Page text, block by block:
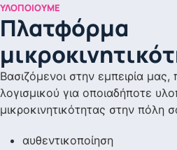
ΥΛΟΠΟΙΟΎΜΕ
Πλατφόρμα
Βασιζόμενοι στην εμπειρία
λογισμικού για οποιαδήποτε
μικροκινητικότητας στην πόλη
αυθεντικοποίηση